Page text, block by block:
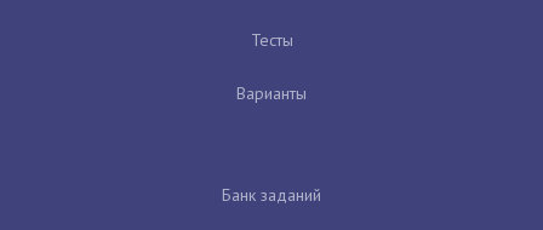
Тесты
Варианты
Банк заданий